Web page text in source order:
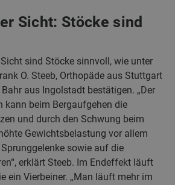
Sicht: Stöcke sind
sind Stöcke sinnvoll, wie unter
O. Steeb, Orthopäde aus Stuttgart
aus Ingolstadt bestätigen. „Der
kann beim Bergaufgehen die
und durch den Schwung beim
Gewichtsbelastung vor allem
sowie auf die
erklärt Steeb. Im Endeffekt läuft
ein Vierbeiner. „Man läuft mehr im